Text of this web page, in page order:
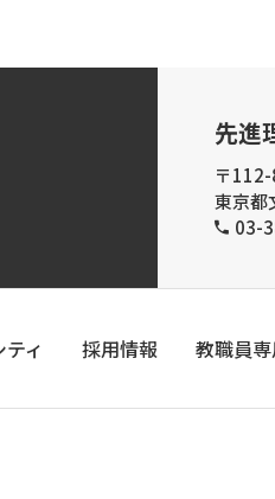
先進
〒
東京都
03-
ィ 採用情報 教職員